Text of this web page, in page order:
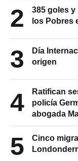
2
385 goles
los Pobres
3
Día
origen
4
Ratifican
policía
abogada
5
Cinco